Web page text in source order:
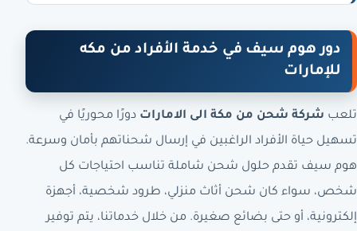
دور هوم سيف في خدمة الأفراد من مكه
للإمارات
تلعب شركة شحن من مكة الى الامارات دورًا محوريًا في
تسهيل حياة الأفراد الراغبين في إرسال شحناتهم بأمان وسرعة.
هوم سيف تقدم حلول شحن شاملة تناسب احتياجات كل
شخص، سواء كان شحن أثاث منزلي، طرود شخصية، أجهزة
إلكترونية، أو حتى بضائع صغيرة. من خلال خدماتنا، يتم توفير